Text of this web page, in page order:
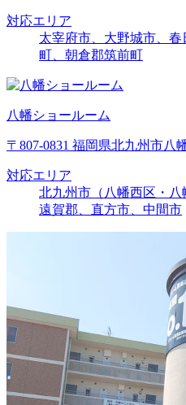
対応エリア
太宰府市、大野城市、
町、朝倉郡筑前町
八幡ショールーム
〒807-0831 福岡県北九州市八
対応エリア
北九州市（八幡西区・八
遠賀郡、直方市、中間市